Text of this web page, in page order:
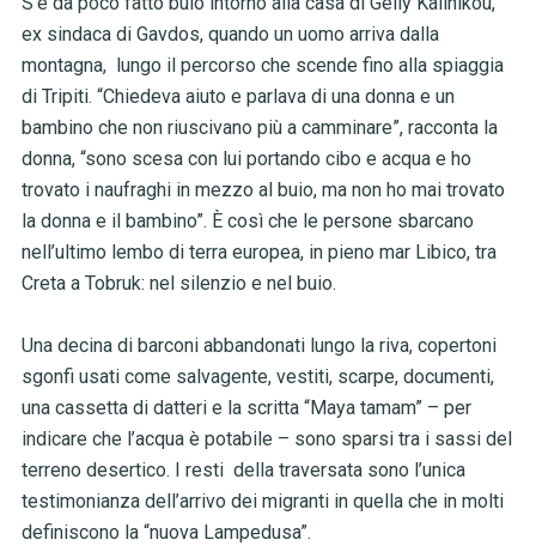
ex sindaca di Gavdos, quando un uomo arriva dalla
montagna, lungo il percorso che scende fino alla spiaggia
di Tripiti. “Chiedeva aiuto e parlava di una donna e un
bambino che non riuscivano più a camminare”, racconta la
donna, “sono scesa con lui portando cibo e acqua e ho
trovato i naufraghi in mezzo al buio, ma non ho mai trovato
la donna e il bambino”. È così che le persone sbarcano
nell’ultimo lembo di terra europea, in pieno mar Libico, tra
Creta a Tobruk: nel silenzio e nel buio.
Una decina di barconi abbandonati lungo la riva, copertoni
sgonfi usati come salvagente, vestiti, scarpe, documenti,
una cassetta di datteri e la scritta “Maya tamam” – per
indicare che l’acqua è potabile – sono sparsi tra i sassi del
terreno desertico. I resti della traversata sono l’unica
testimonianza dell’arrivo dei migranti in quella che in molti
definiscono la “nuova Lampedusa”.